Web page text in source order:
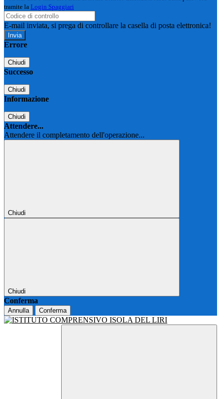
tramite la Login Spaggiari
E-mail inviata, si prega di controllare la casella di posta elettronica!
Errore
Chiudi
Successo
Chiudi
Informazione
Chiudi
Attendere...
Attendere il completamento dell'operazione...
Chiudi
Chiudi
Conferma
Annulla Conferma